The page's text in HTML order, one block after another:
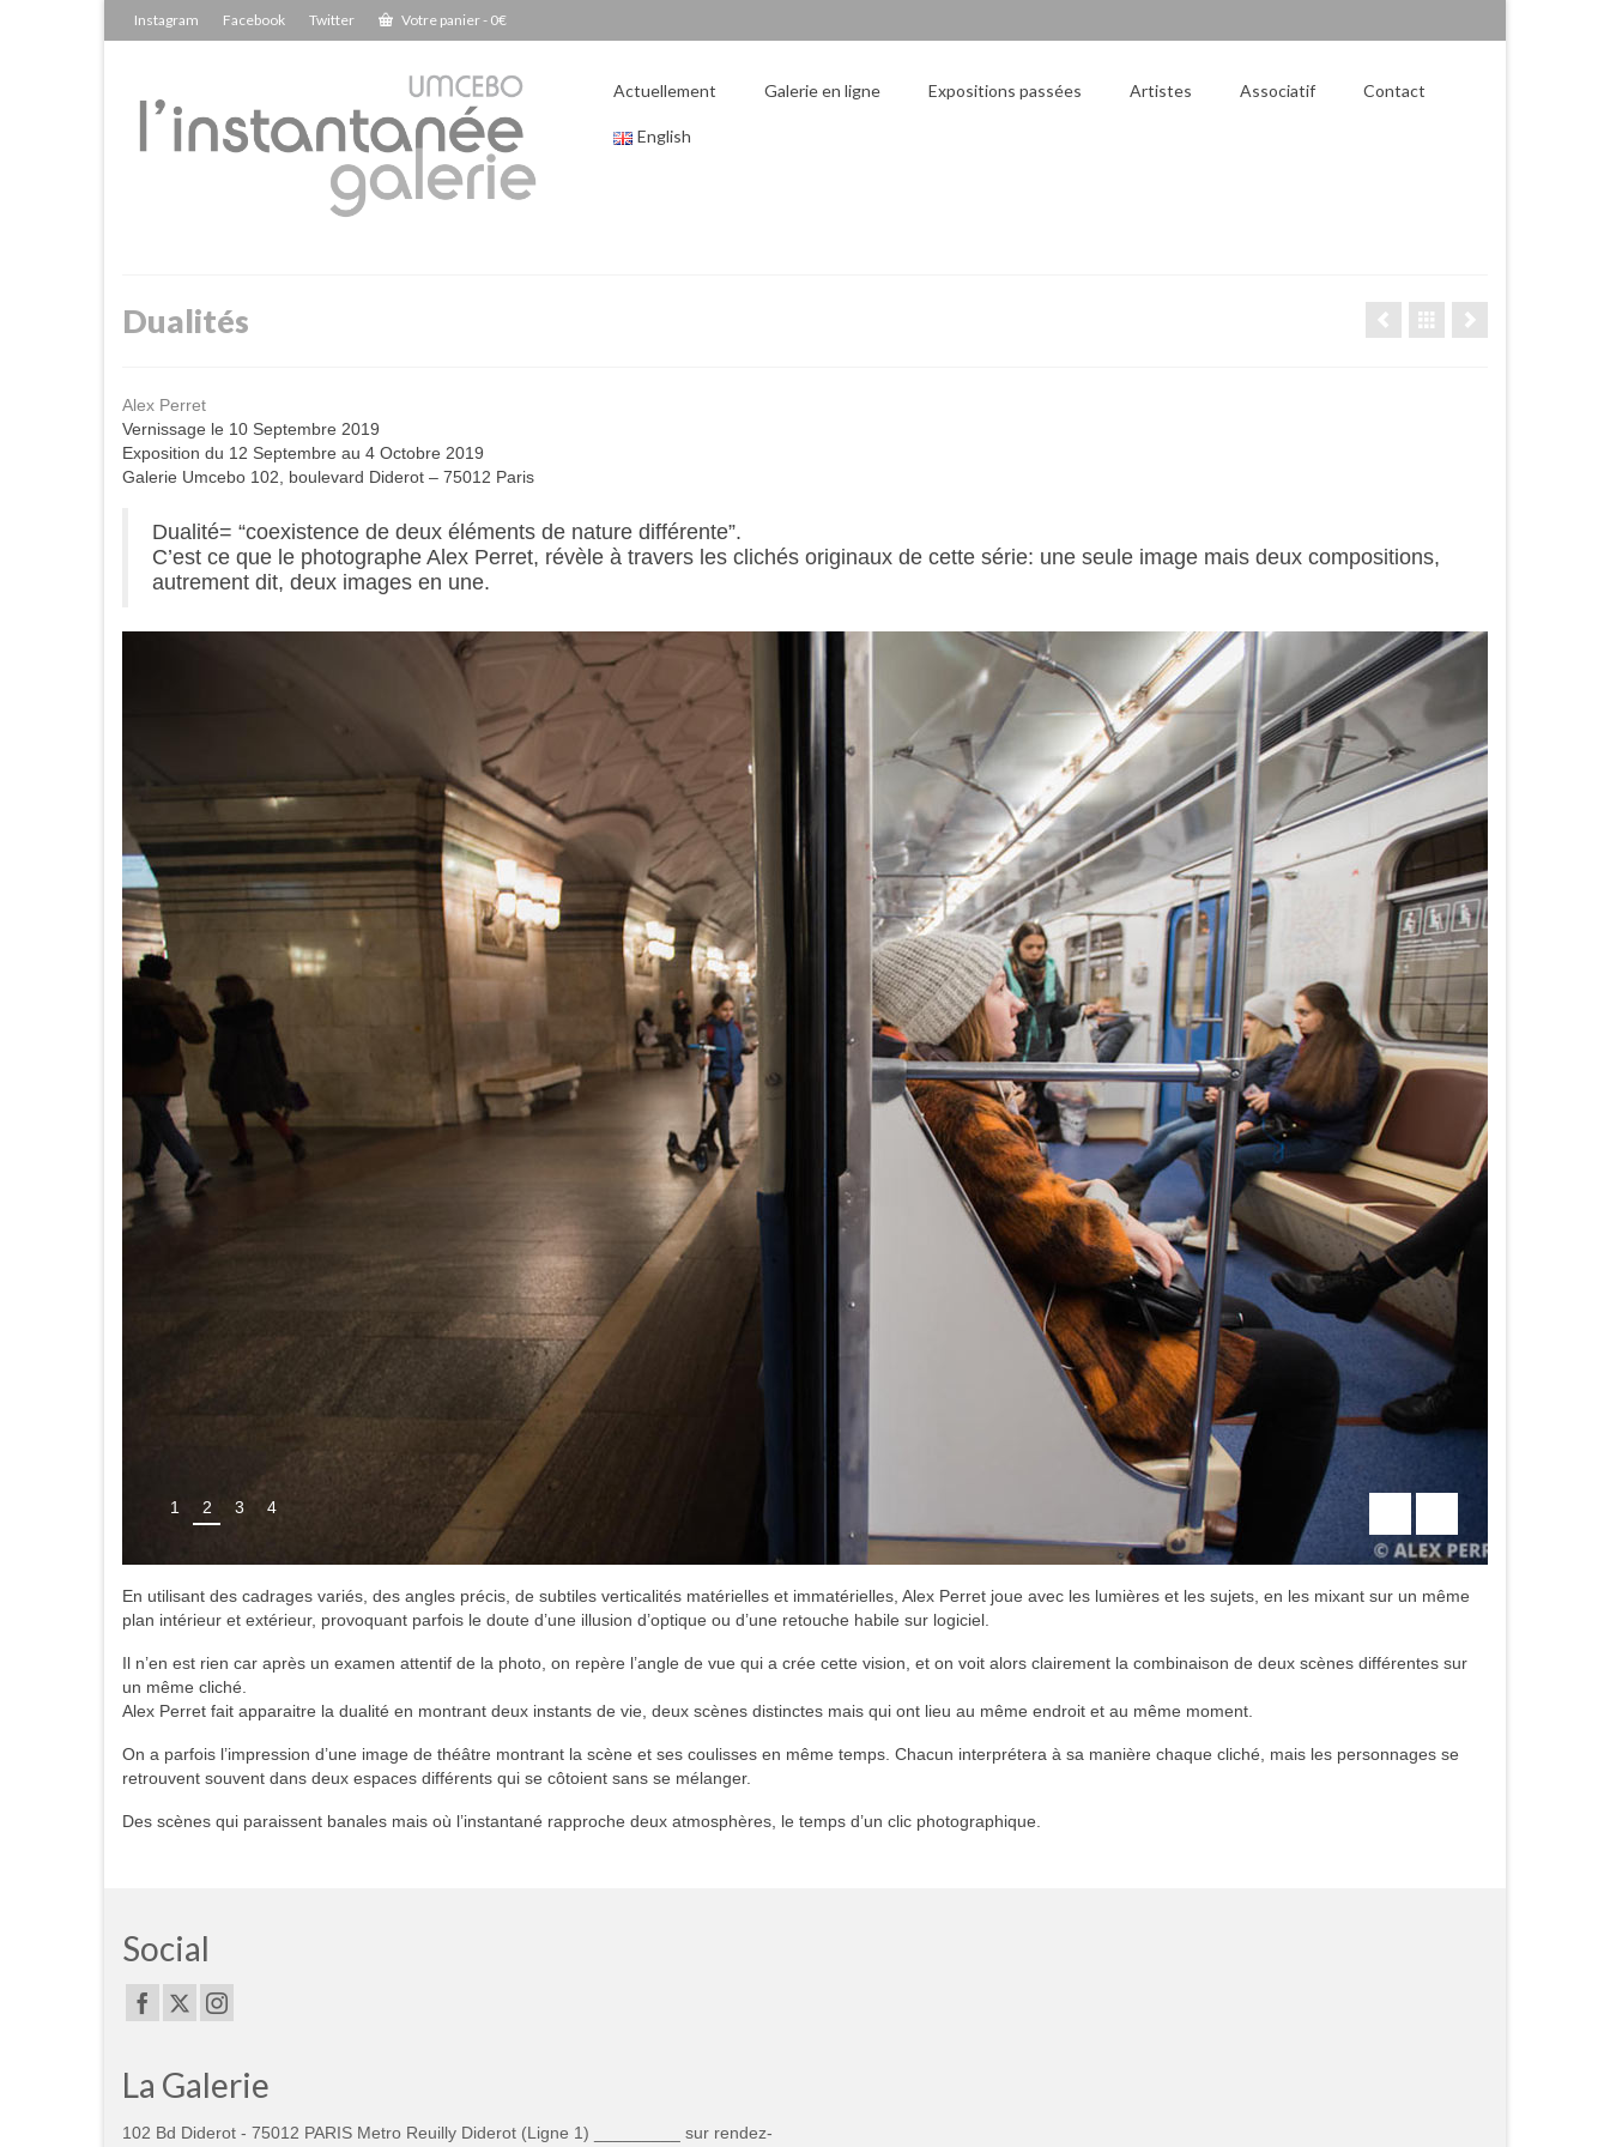
Instagram Facebook Twitter Votre panier- 0€
Actuellement Galerie en ligne Expositions passées Artistes Associatif Contact
English
Dualités
Alex Perret
Vernissage le 10 Septembre 2019
Exposition du 12 Septembre au 4 Octobre 2019
Galerie Umcebo 102, boulevard Diderot – 75012 Paris
Dualité= “coexistence de deux éléments de nature différente”.
C’est ce que le photographe Alex Perret, révèle à travers les clichés originaux de cette série: une seule image mais deux compositions,
autrement dit, deux images en une.
1 2 3 4
En utilisant des cadrages variés, des angles précis, de subtiles verticalités matérielles et immatérielles, Alex Perret joue avec les lumières et les sujets, en les mixant sur un même
plan intérieur et extérieur, provoquant parfois le doute d’une illusion d’optique ou d’une retouche habile sur logiciel.
Il n’en est rien car après un examen attentif de la photo, on repère l’angle de vue qui a crée cette vision, et on voit alors clairement la combinaison de deux scènes différentes sur
un même cliché.
Alex Perret fait apparaitre la dualité en montrant deux instants de vie, deux scènes distinctes mais qui ont lieu au même endroit et au même moment.
On a parfois l’impression d’une image de théâtre montrant la scène et ses coulisses en même temps. Chacun interprétera à sa manière chaque cliché, mais les personnages se
retrouvent souvent dans deux espaces différents qui se côtoient sans se mélanger.
Des scènes qui paraissent banales mais où l’instantané rapproche deux atmosphères, le temps d’un clic photographique.
Social
La Galerie
102 Bd Diderot - 75012 PARIS Metro Reuilly Diderot (Ligne 1) _________ sur rendez-